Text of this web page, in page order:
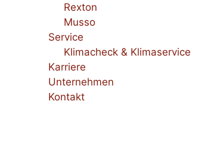
Rexton
Musso
Service
Klimacheck & Klimaservice
Karriere
Unternehmen
Kontakt